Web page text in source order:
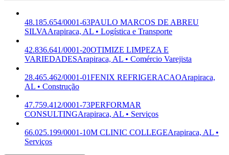
48.185.654/0001-63PAULO MARCOS DE ABREU
SILVAArapiraca, AL • Logística e Transporte
42.836.641/0001-20OTIMIZE LIMPEZA E
VARIEDADESArapiraca, AL • Comércio Varejista
28.465.462/0001-01FENIX REFRIGERACAOArapiraca,
AL • Construção
47.759.412/0001-73PERFORMAR
CONSULTINGArapiraca, AL • Serviços
66.025.199/0001-10M CLINIC COLLEGEArapiraca, AL •
Serviços